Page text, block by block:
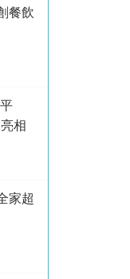
餐飲
相
家超